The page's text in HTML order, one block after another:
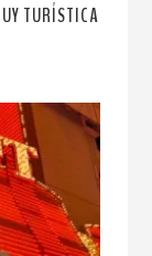
TURÍSTICA